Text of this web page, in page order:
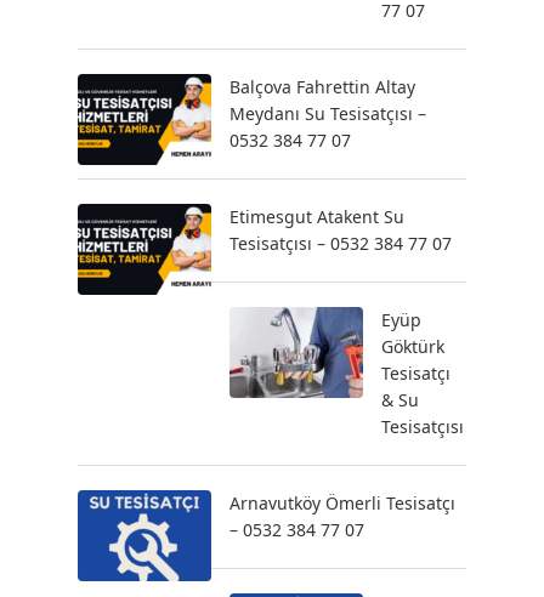
77 07
Balçova Fahrettin Altay
Meydanı Su Tesisatçısı –
0532 384 77 07
Etimesgut Atakent Su
Tesisatçısı – 0532 384 77 07
Eyüp
Göktürk
Tesisatçı
& Su
Tesisatçısı
Arnavutköy Ömerli Tesisatçı
– 0532 384 77 07